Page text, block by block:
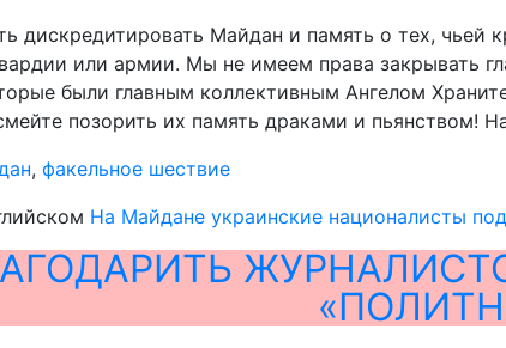
дискредитировать Майдан и память о тех,
или армии. Мы не имеем права закрывать
были главным коллективным Ангелом
позорить их память драками и пьянством!
, факельное шествие
На Майдане украинские националисты